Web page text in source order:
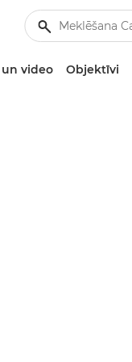
video Objektīvi